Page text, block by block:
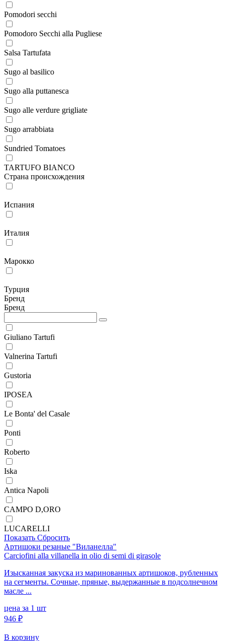
Pomodori secchi
Pomodoro Secchi alla Pugliese
Salsa Tartufata
Sugo al basilico
Sugo alla puttanesca
Sugo alle verdure grigliate
Sugo arrabbiata
Sundried Tomatoes
TARTUFO BIANCO
Страна происхождения
Испания
Италия
Марокко
Турция
Бренд
Бренд
Giuliano Tartufi
Valnerina Tartufi
Gustoria
IPOSEA
Le Bonta' del Casale
Ponti
Roberto
Iska
Antica Napoli
CAMPO D,ORO
LUCARELLI
Показать Сбросить
Артишоки резаные "Виланелла"
Carciofini alla villanella in olio di semi di girasole
Изысканная закуска из маринованных артишоков, рубленных
на сегменты. Сочные, пряные, выдержанные в подсолнечном
масле ...
цена за 1 шт
946 ₽
В корзину